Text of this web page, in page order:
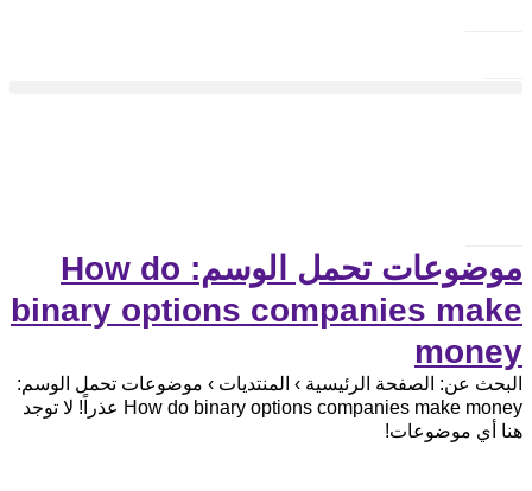
موضوعات تحمل الوسم: How do
binary options companies make
money
البحث عن: الصفحة الرئيسية › المنتديات › موضوعات تحمل الوسم:
How do binary options companies make money عذراً! لا توجد
هنا أي موضوعات!